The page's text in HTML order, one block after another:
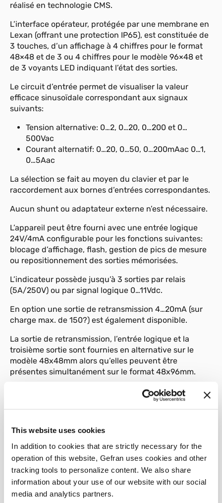
This website uses cookies
In addition to cookies that are strictly necessary for the
operation of this website, Gefran uses cookies and other
tracking tools to personalize content. We also share
information about your use of our website with our social
media and analytics partners.
réalisé en technologie CMS.
L’interface opérateur, protégée par une membrane en
Lexan (offrant une protection IP65), est constituée de
3 touches, d’un affichage à 4 chiffres pour le format
48×48 et de 3 ou 4 chiffres pour le modèle 96×48 et
de 3 voyants LED indiquant l’état des sorties.
Le circuit d’entrée permet de visualiser la valeur
efficace sinusoïdale correspondant aux signaux
suivants:
Tension alternative: 0…2, 0…20, 0…200 et 0…
500Vac
Courant alternatif: 0…20, 0…50, 0…200mAac 0…1,
0…5Aac
La sélection se fait au moyen du clavier et par le
raccordement aux bornes d’entrées correspondantes.
Aucun shunt ou adaptateur externe n’est nécessaire.
L’appareil peut être fourni avec une entrée logique
24V/4mA configurable pour les fonctions suivantes:
blocage d’affichage, flash, gestion de pics de mesure
ou repositionnement des sorties mémorisées.
L’indicateur possède jusqu’à 3 sorties par relais
(5A/250V) ou par signal logique 0…11Vdc.
En option une sortie de retransmission 4…20mA (sur
charge max. de 150?) est également disponible.
La sortie de retransmission, l’entrée logique et la
troisième sortie sont fournies en alternative sur le
modèle 48x48mm alors qu’elles peuvent être
présentes simultanément sur le format 48x96mm.
De plus, il peut être équipé (sur le modéle 96 en
variante des 2 sorties relais) d’une sortie triac
permettant de piloter directement des charges
La programmation de l’appareil est facilitée par le
regroupement des paramètres en blocs fonctionnels
(CFG pour les hystérésis d’alarme, Inp pour les
entrées, Out pour les sorties…) et par la possibilité de
sélectionner un menu de configuration simplifié.